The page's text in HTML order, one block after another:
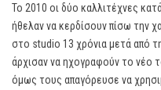
To 2010 οι δύο καλλιτέχνες
ήθελαν να κερδίσουν πίσω την
στο studio 13 χρόνια μετά από
άρχισαν να ηχογραφούν το νέο
όμως τους απαγόρευσε να